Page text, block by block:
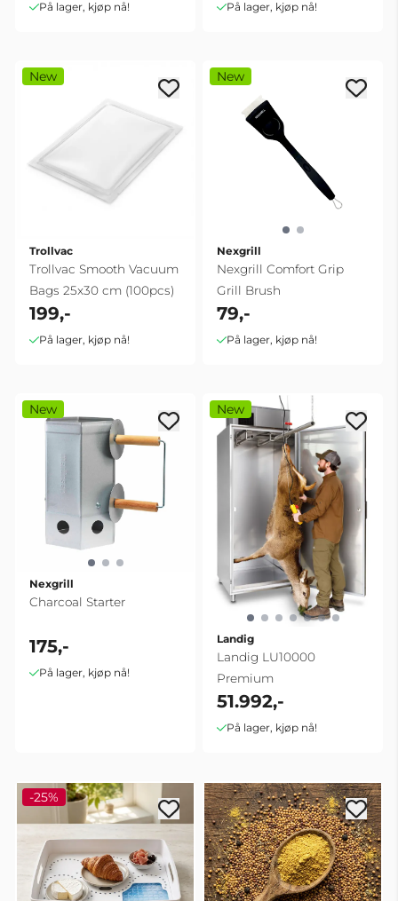
På lager, kjøp nå! På lager, kjøp nå!
New
Trollvac
Trollvac Smooth Vacuum
Bags 25x30 cm (100pcs)
199,-
På lager, kjøp nå!
New
Nexgrill
Nexgrill Comfort Grip
Grill Brush
79,-
På lager, kjøp nå!
New
Nexgrill
Charcoal Starter
175,-
På lager, kjøp nå!
New
Landig
Landig LU10000
Premium
51.992,-
På lager, kjøp nå!
-25%